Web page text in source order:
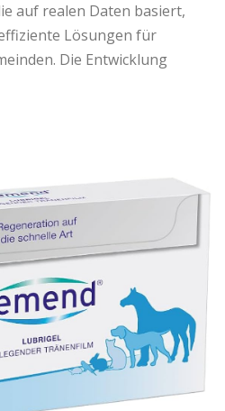
auf realen Daten basiert,
Lösungen für
Die Entwicklung